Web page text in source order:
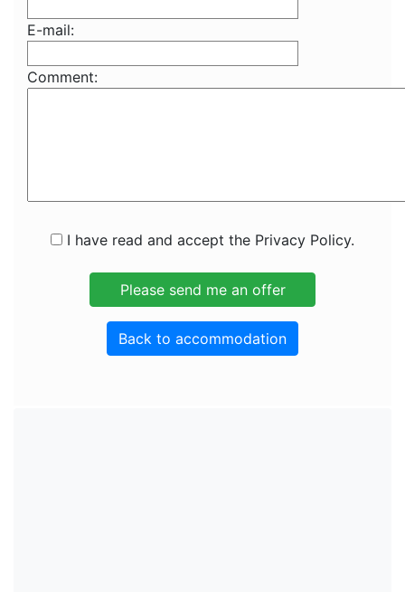
E-mail:
Comment:
I have read and accept the Privacy Policy.
Back to accommodation